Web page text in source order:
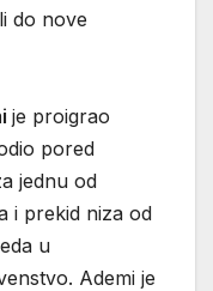
do nove
je proigrao
pored
jednu od
i prekid niza od
u
Ademi je